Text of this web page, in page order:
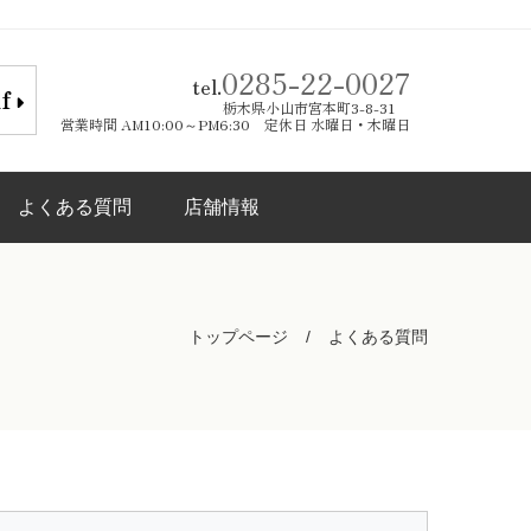
tel.0285-22-0027
栃木県小山市宮本町3-8-31
営業時間 AM10:00～PM6:30 定休日 水曜日・木曜日
よくある質問 店舗情報
トップページ よくある質問